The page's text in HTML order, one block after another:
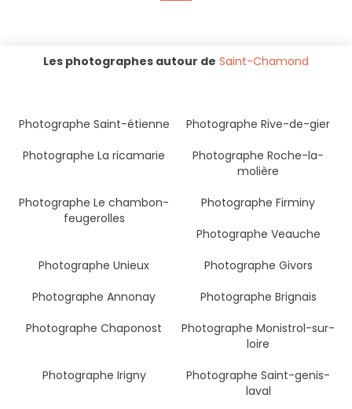
Les photographes autour de Saint-Chamond
Photographe Saint-étienne
Photographe Rive-de-gier
Photographe La ricamarie
Photographe Roche-la-
molière
Photographe Le chambon-
feugerolles
Photographe Firminy
Photographe Veauche
Photographe Unieux
Photographe Givors
Photographe Annonay
Photographe Brignais
Photographe Chaponost
Photographe Monistrol-sur-
loire
Photographe Irigny
Photographe Saint-genis-
laval